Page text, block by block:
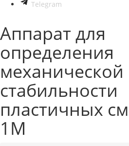
Telegram
Аппарат для
определения
механической
стабильности
пластичных
1М